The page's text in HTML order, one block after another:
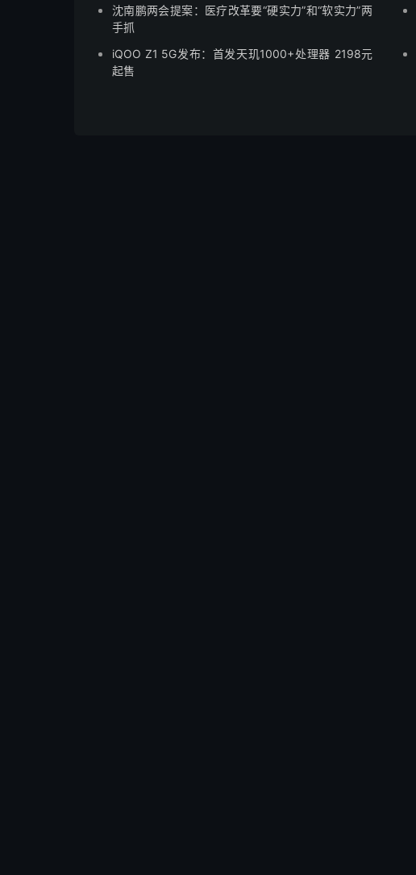
沈南鹏两会提案：医疗改革要“硬实力”和“软实力”两
手抓
iQOO Z1 5G发布：首发天玑1000+处理器 2198元
起售